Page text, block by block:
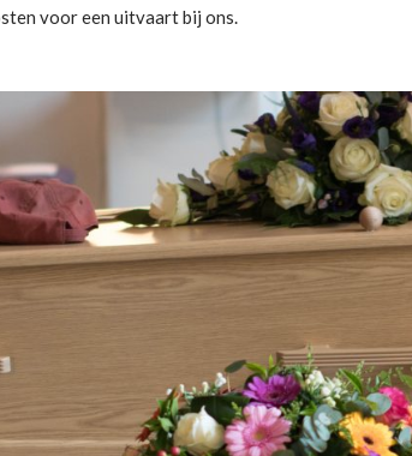
voor een uitvaartbij ons.